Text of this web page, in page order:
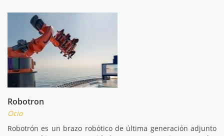
Robotron
Ocio
Robotrón es un brazo robótico de última generación adjunto